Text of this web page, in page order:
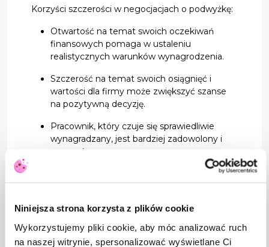
Niniejsza strona korzysta z plików cookie
Wykorzystujemy pliki cookie, aby móc analizować ruch
na naszej witrynie, spersonalizować wyświetlane Ci
Korzyści szczerości w negocjacjach o podwyżkę:
Otwartość na temat swoich oczekiwań
finansowych pomaga w ustaleniu
realistycznych warunków wynagrodzenia.
Szczerość na temat swoich osiągnięć i
wartości dla firmy może zwiększyć szanse
na pozytywną decyzję.
Pracownik, który czuje się sprawiedliwie
wynagradzany, jest bardziej zadowolony i
zaangażowany w pracę.
swoje osiągnięcia, aby negocjacje były oparte na
konkretnych danych, a nie emocjach.